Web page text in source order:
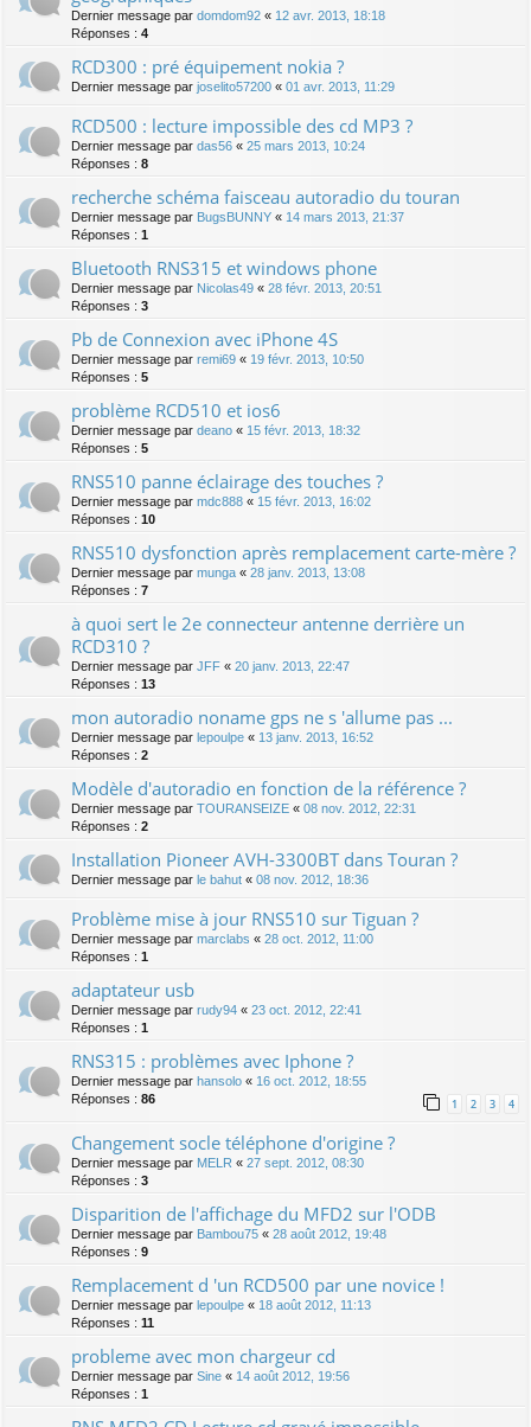
Dernier message par domdom92 « 12 avr. 2013, 18:18
Réponses : 4
RCD300 : pré équipement nokia ?
Dernier message par joselito57200 « 01 avr. 2013, 11:29
RCD500 : lecture impossible des cd MP3 ?
Dernier message par das56 « 25 mars 2013, 10:24
Réponses : 8
recherche schéma faisceau autoradio du touran
Dernier message par BugsBUNNY « 14 mars 2013, 21:37
Réponses : 1
Bluetooth RNS315 et windows phone
Dernier message par Nicolas49 « 28 févr. 2013, 20:51
Réponses : 3
Pb de Connexion avec iPhone 4S
Dernier message par remi69 « 19 févr. 2013, 10:50
Réponses : 5
problème RCD510 et ios6
Dernier message par deano « 15 févr. 2013, 18:32
Réponses : 5
RNS510 panne éclairage des touches ?
Dernier message par mdc888 « 15 févr. 2013, 16:02
Réponses : 10
RNS510 dysfonction après remplacement carte-mère ?
Dernier message par munga « 28 janv. 2013, 13:08
Réponses : 7
à quoi sert le 2e connecteur antenne derrière un
RCD310 ?
Dernier message par JFF « 20 janv. 2013, 22:47
Réponses : 13
mon autoradio noname gps ne s 'allume pas ...
Dernier message par lepoulpe « 13 janv. 2013, 16:52
Réponses : 2
Modèle d'autoradio en fonction de la référence ?
Dernier message par TOURANSEIZE « 08 nov. 2012, 22:31
Réponses : 2
Installation Pioneer AVH-3300BT dans Touran ?
Dernier message par le bahut « 08 nov. 2012, 18:36
Problème mise à jour RNS510 sur Tiguan ?
Dernier message par marclabs « 28 oct. 2012, 11:00
Réponses : 1
adaptateur usb
Dernier message par rudy94 « 23 oct. 2012, 22:41
Réponses : 1
RNS315 : problèmes avec Iphone ?
Dernier message par hansolo « 16 oct. 2012, 18:55
Réponses : 86 1 2 3 4
Changement socle téléphone d'origine ?
Dernier message par MELR « 27 sept. 2012, 08:30
Réponses : 3
Disparition de l'affichage du MFD2 sur l'ODB
Dernier message par Bambou75 « 28 août 2012, 19:48
Réponses : 9
Remplacement d 'un RCD500 par une novice !
Dernier message par lepoulpe « 18 août 2012, 11:13
Réponses : 11
probleme avec mon chargeur cd
Dernier message par Sine « 14 août 2012, 19:56
Réponses : 1